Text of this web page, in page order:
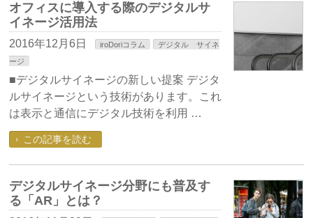
オフィスに導入する際のデジタルサ
イネージ活用法
2016年12月6日 iroDoriコラム
デジタル サイネ
ージ
■デジタルサイネージの新しい提案 デジタ
ルサイネージという技術があります。これ
は表示と通信にデジタル技術を利用 …
この記事を読む
デジタルサイネージ分野にも普及す
る「AR」とは？